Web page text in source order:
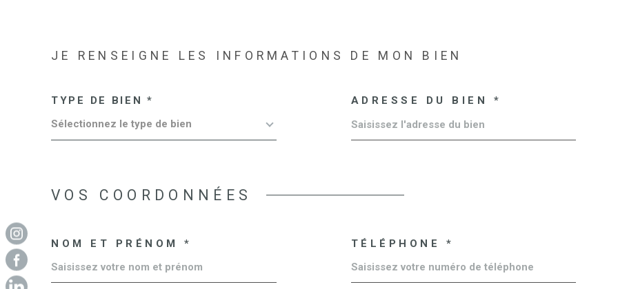
JE RENSEIGNE LES INFORMATIONS DE MON BIEN
TYPE DE BIEN *
Sélectionnez le type de bien
ADRESSE DU BIEN *
VOS COORDONNÉES
NOM ET PRÉNOM * TÉLÉPHONE *